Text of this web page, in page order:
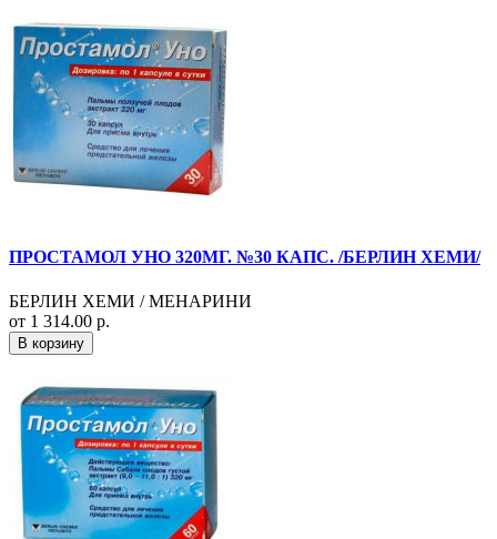
ПРОСТАМОЛ УНО 320МГ. №30 КАПС. /БЕРЛИН ХЕМИ/
БЕРЛИН ХЕМИ / МЕНАРИНИ
от 1 314.00 р.
В корзину